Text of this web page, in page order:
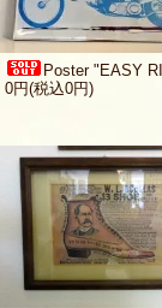
Poster "EASY
0円(税込0円)